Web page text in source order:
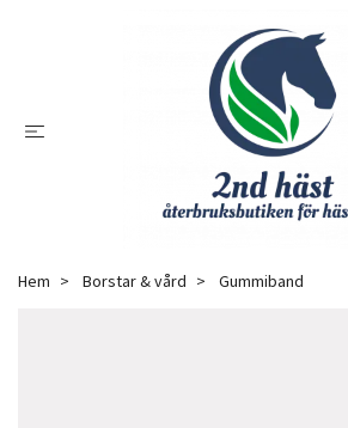
Hem Borstar & vård Gummiband